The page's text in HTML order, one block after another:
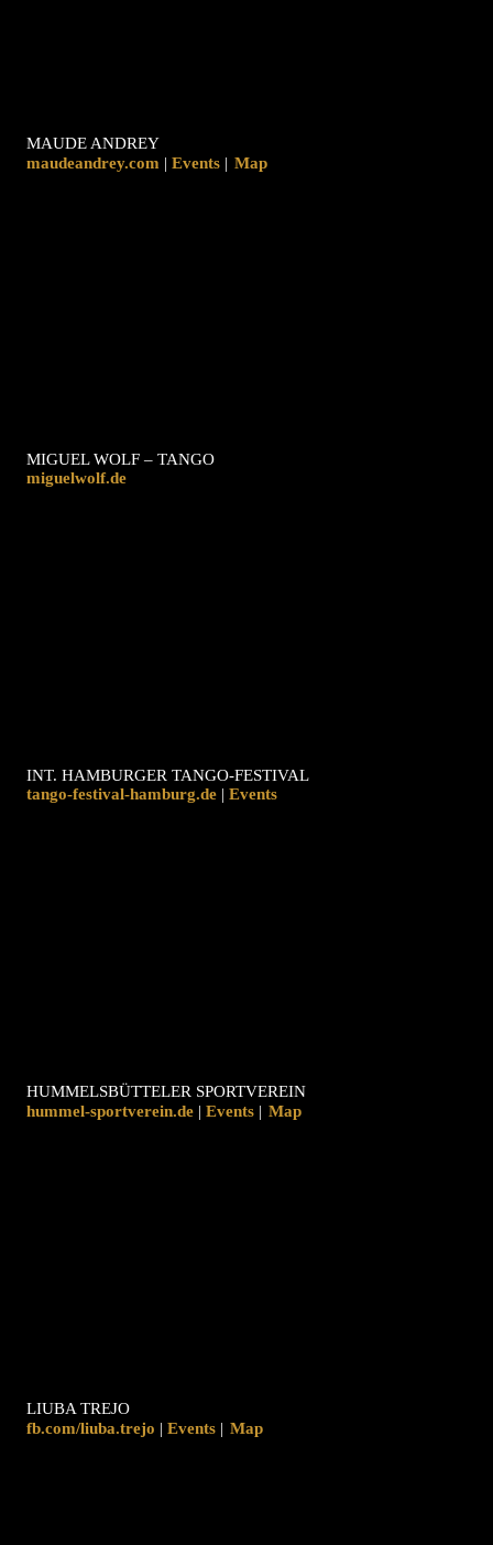
MAUDE ANDREY
maudeandrey.com | | Map
MIGUEL WOLF – TANGO
miguelwolf.de
INT. HAMBURGER TANGO-FESTIVAL
tango-festival-hamburg.de |
HUMMELSBÜTTELER SPORTVEREIN
hummel-sportverein.de | | Map
LIUBA TREJO
fb.com/liuba.trejo | | Map